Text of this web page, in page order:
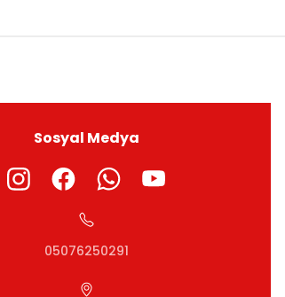
Sosyal Medya
05076250291